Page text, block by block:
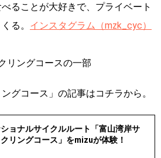
ることが大好きで、プライベート
る。 インスタグラム（mzk_cyc）
リングコースの一部
グコース」の記事はコチラから。
ョナルサイクルルート「富山湾岸サ
リングコース」をmizuが体験！